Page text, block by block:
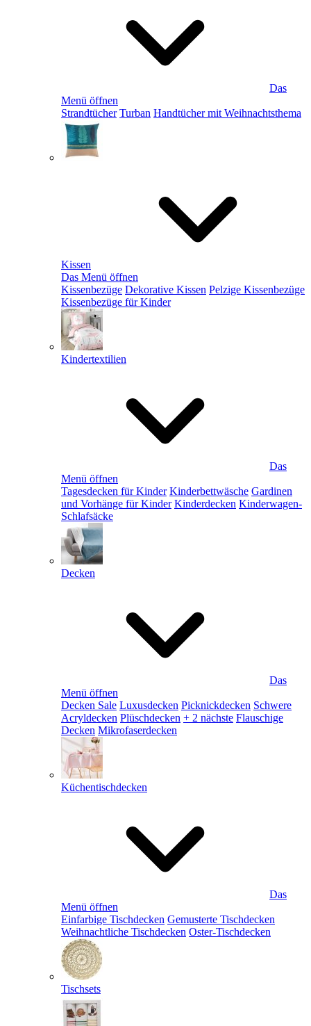
Das
Menü öffnen
Strandtücher Turban Handtücher mit Weihnachtsthema
Kissen
Das Menü öffnen
Kissenbezüge Dekorative Kissen Pelzige Kissenbezüge
Kissenbezüge für Kinder
Kindertextilien
Das
Menü öffnen
Tagesdecken für Kinder Kinderbettwäsche Gardinen
und Vorhänge für Kinder Kinderdecken Kinderwagen-
Schlafsäcke
Decken
Das
Menü öffnen
Decken Sale Luxusdecken Picknickdecken Schwere
Acryldecken Plüschdecken + 2 nächste Flauschige
Decken Mikrofaserdecken
Küchentischdecken
Das
Menü öffnen
Einfarbige Tischdecken Gemusterte Tischdecken
Weihnachtliche Tischdecken Oster-Tischdecken
Tischsets